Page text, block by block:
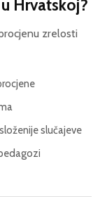
Hrvatskoj?
zrelosti
slučajeve